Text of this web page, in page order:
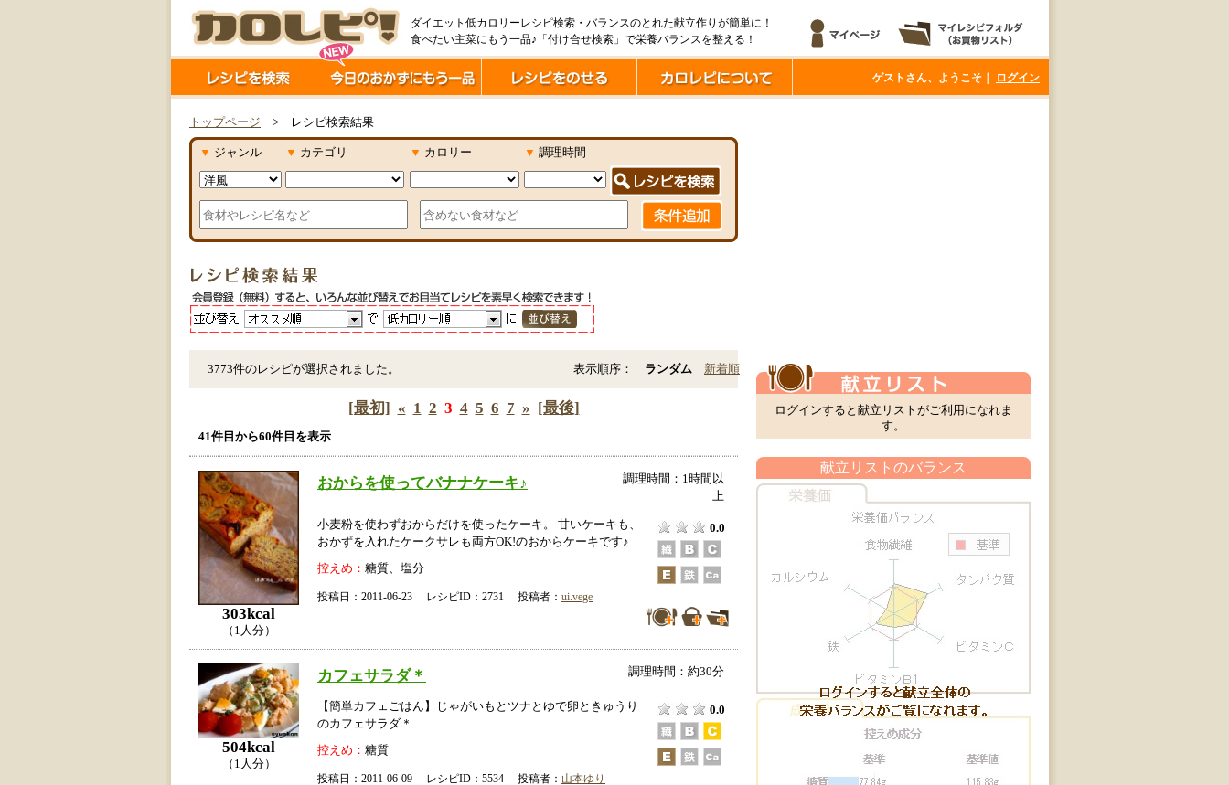
ダイエット低カロリーレシピ検索・バランスのとれた献立作りが簡単に！
食べたい主菜にもう一品♪「付け合せ検索」で栄養バランスを整える！
ゲストさん、ようこそ｜ ログイン
トップページ > レシピ検索結果
▼ ジャンル ▼ カテゴリ ▼ カロリー ▼ 調理時間
3773件のレシピが選択されました。 表示順序： ランダム 新着順
[最初] « 1 2 3 4 5 6 7 » [最後]
41件目から60件目を表示
303kcal
（1人分）
おからを使ってバナナケーキ♪
調理時間：1時間以
上
小麦粉を使わずおからだけを使ったケーキ。 甘いケーキも、
おかずを入れたケークサレも両方OK!のおからケーキです♪
0.0
控えめ： 糖質、塩分
投稿日：2011-06-23 レシピID：2731 投稿者： ui.vege
504kcal
（1人分）
カフェサラダ＊ 調理時間：約30分
【簡単カフェごはん】じゃがいもとツナとゆで卵ときゅうり
のカフェサラダ＊
0.0
控えめ： 糖質
投稿日：2011-06-09 レシピID：5534 投稿者： 山本ゆり
ログインすると献立リストがご利用になれま
す。
献立リストのバランス